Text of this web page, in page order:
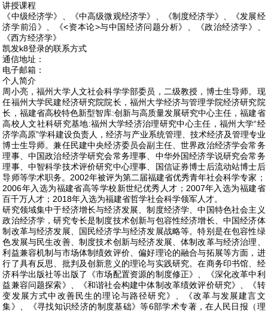
讲授课程
《中级经济学》、《中高级微观经济学》、《制度经济学》、《发展经
济学前沿》、《<资本论>与中国经济问题分析》、《政治经济学》、
《西方经济学》
凯发k8登录的联系方式
通信地址：
电子邮箱：
个人简介
周小亮，福州大学人文社会科学学部委员，二级教授，博士生导师。现
任福州大学民建经济研究院院长，福州大学经济与管理学院经济研究院
长，福建省高校特色新型智库:创新与高质量发展研究中心主任，福建省
高校人文社科研究基地:福州大学经济治理研究中心主任，福州大学“经
济学高原”学科建设负责人，经济与产业系统管理、技术经济及管理专业
博士生导师。兼任民建中央经济委员会副主任、世界政治经济学会常务
理事、中国政治经济学研究会常务理事、中华外国经济学说研究会常务
理事、中智科学技术评价研究中心理事、国信证券博士后流动站博士后
导师等学术职务。2002年被评为第二届福建省优秀青年社会科学专家；
2006年入选为福建省高等学校新世纪优秀人才；2007年入选为福建省
百千万人才；2018年入选为福建省哲学社会科学领军人才。
研究领域集中于经济增长与经济发展、制度经济学、中国特色社会主义
政治经济学，研究专长是制度技术创新与包容性经济增长、中国经济体
制改革与经济发展、国民经济学与经济发展战略等。特别是在包容性绿
色发展与民生改善、制度技术创新与经济发展、体制改革与经济治理、
利益兼容机制与市场体制绩效评价、偏好理论的融合与拓展等方面，进
行了具有反思、批判及创新意义的理论与实践研究。在商务印书馆、经
济科学出版社等出版了《市场配置资源的制度修正》、《深化改革中利
益兼容问题探索》、《和谐社会构建中体制改革绩效评价研究》、《转
变发展方式中改善民生的理论与路径研究》、《改革与发展建言文
集》、《寻找知识经济的制度基础》等6部学术专著，在人民日报（理